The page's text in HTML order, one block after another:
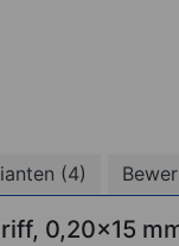
(4)
0,20x15